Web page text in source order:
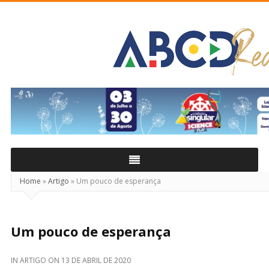
Real
Home »Artigo » Um pouco de esperança
Um pouco de esperança
IN ARTIGO ON 13 DE ABRIL DE 2020